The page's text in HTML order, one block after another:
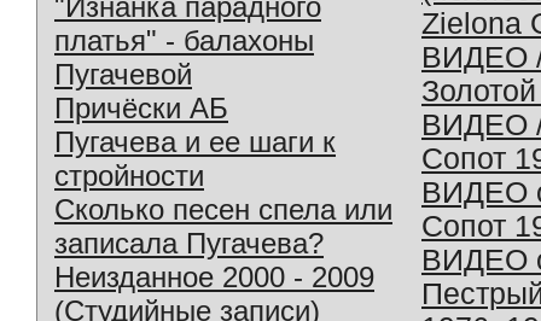
платья" - балахоны
Пугачевой
Причёски АБ
Пугачева и ее шаги к
стройности
Сколько песен спела или
записала Пугачева?
Неизданное 2000 - 2009
(Студийные записи)
Zielona
ВИДЕО
ВИДЕО
Сопот
ВИДЕО
Сопот
ВИДЕО